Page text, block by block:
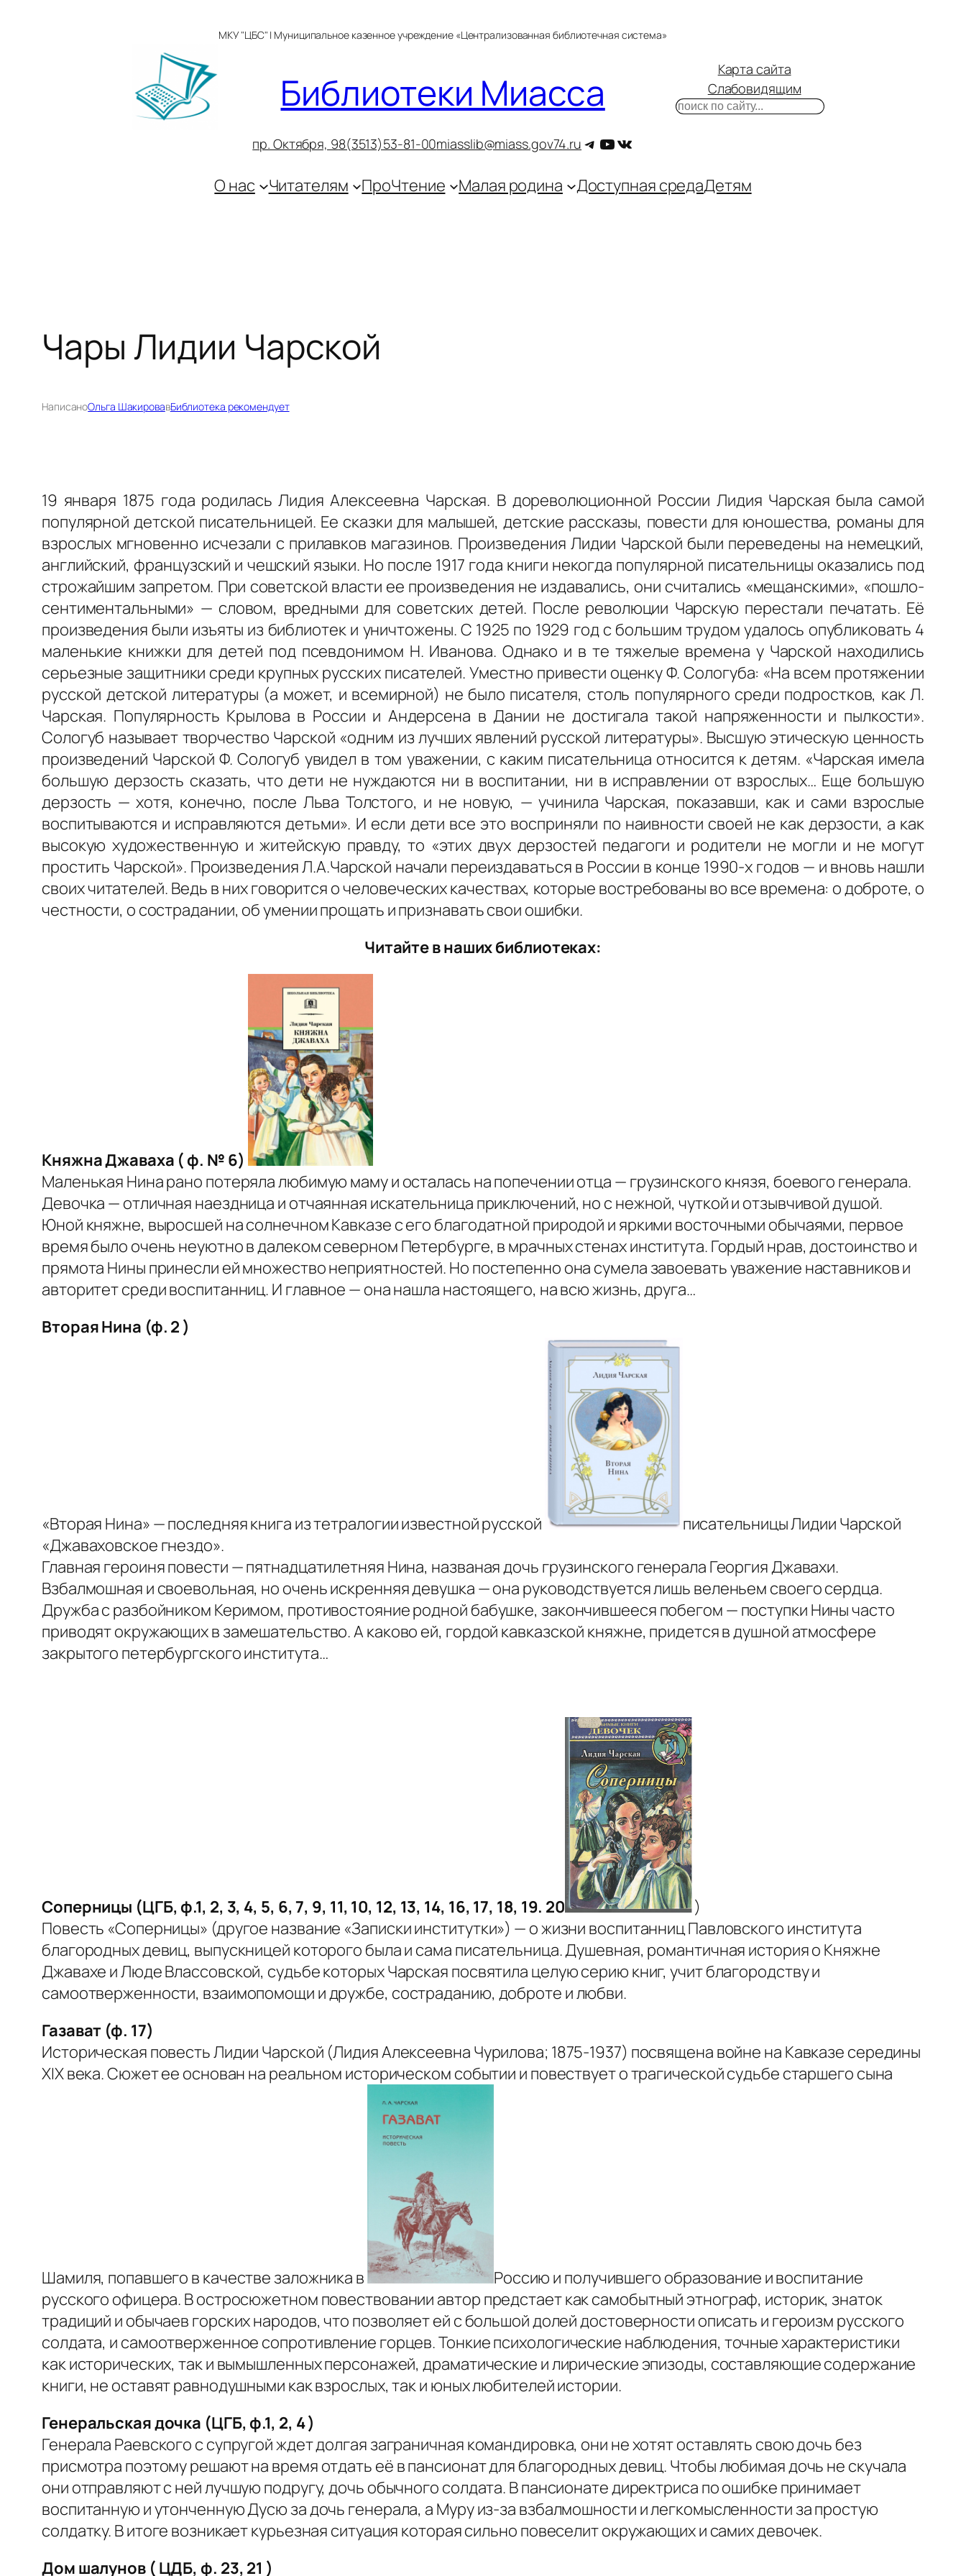
МКУ "ЦБС" | Муниципальное казенное учреждение «Централизованная библиотечная система»
Библиотеки Миасса
пр. Октября, 98(3513)53-81-00miasslib@miass.gov74.ru Telegram
YouTube
ВКонтакте
Карта сайта
Слабовидящим
Поиск
О нас Читателям ПроЧтение Малая родина Доступная средаДетям
Чары Лидии Чарской
НаписаноОльга ШакировавБиблиотека рекомендует
19 января 1875 года родилась Лидия Алексеевна Чарская. В дореволюционной России Лидия Чарская была самой
популярной детской писательницей. Ее сказки для малышей, детские рассказы, повести для юношества, романы для
взрослых мгновенно исчезали с прилавков магазинов. Произведения Лидии Чарской были переведены на немецкий,
английский, французский и чешский языки. Но после 1917 года книги некогда популярной писательницы оказались под
строжайшим запретом. При советской власти ее произведения не издавались, они считались «мещанскими», «пошло-
сентиментальными» — словом, вредными для советских детей. После революции Чарскую перестали печатать. Её
произведения были изъяты из библиотек и уничтожены. С 1925 по 1929 год с большим трудом удалось опубликовать 4
маленькие книжки для детей под псевдонимом Н. Иванова. Однако и в те тяжелые времена у Чарской находились
серьезные защитники среди крупных русских писателей. Уместно привести оценку Ф. Сологуба: «На всем протяжении
русской детской литературы (а может, и всемирной) не было писателя, столь популярного среди подростков, как Л.
Чарская. Популярность Крылова в России и Андерсена в Дании не достигала такой напряженности и пылкости».
Сологуб называет творчество Чарской «одним из лучших явлений русской литературы». Высшую этическую ценность
произведений Чарской Ф. Сологуб увидел в том уважении, с каким писательница относится к детям. «Чарская имела
большую дерзость сказать, что дети не нуждаются ни в воспитании, ни в исправлении от взрослых… Еще большую
дерзость — хотя, конечно, после Льва Толстого, и не новую, — учинила Чарская, показавши, как и сами взрослые
воспитываются и исправляются детьми». И если дети все это восприняли по наивности своей не как дерзости, а как
высокую художественную и житейскую правду, то «этих двух дерзостей педагоги и родители не могли и не могут
простить Чарской». Произведения Л.А.Чарской начали переиздаваться в России в конце 1990-х годов — и вновь нашли
своих читателей. Ведь в них говорится о человеческих качествах, которые востребованы во все времена: о доброте, о
честности, о сострадании, об умении прощать и признавать свои ошибки.
Читайте в наших библиотеках:
Княжна Джаваха ( ф. № 6)
Маленькая Нина рано потеряла любимую маму и осталась на попечении отца — грузинского князя, боевого генерала.
Девочка — отличная наездница и отчаянная искательница приключений, но с нежной, чуткой и отзывчивой душой.
Юной княжне, выросшей на солнечном Кавказе с его благодатной природой и яркими восточными обычаями, первое
время было очень неуютно в далеком северном Петербурге, в мрачных стенах института. Гордый нрав, достоинство и
прямота Нины принесли ей множество неприятностей. Но постепенно она сумела завоевать уважение наставников и
авторитет среди воспитанниц. И главное — она нашла настоящего, на всю жизнь, друга…
Вторая Нина (ф. 2 )
«Вторая Нина» — последняя книга из тетралогии известной русской
писательницы Лидии Чарской
«Джаваховское гнездо».
Главная героиня повести — пятнадцатилетняя Нина, названая дочь грузинского генерала Георгия Джавахи.
Взбалмошная и своевольная, но очень искренняя девушка — она руководствуется лишь веленьем своего сердца.
Дружба с разбойником Керимом, противостояние родной бабушке, закончившееся побегом — поступки Нины часто
приводят окружающих в замешательство. А каково ей, гордой кавказской княжне, придется в душной атмосфере
закрытого петербургского института…
Соперницы (ЦГБ, ф.1, 2, 3, 4, 5, 6, 7, 9, 11, 10, 12, 13, 14, 16, 17, 18, 19. 20
)
Повесть «Соперницы» (другое название «Записки институтки») — о жизни воспитанниц Павловского института
благородных девиц, выпускницей которого была и сама писательница. Душевная, романтичная история о Княжне
Джавахе и Люде Влассовской, судьбе которых Чарская посвятила целую серию книг, учит благородству и
самоотверженности, взаимопомощи и дружбе, состраданию, доброте и любви.
Газават (ф. 17)
Историческая повесть Лидии Чарской (Лидия Алексеевна Чурилова; 1875-1937) посвящена войне на Кавказе середины
XIX века. Сюжет ее основан на реальном историческом событии и повествует о трагической судьбе старшего сына
Шамиля, попавшего в качестве заложника в
Россию и получившего образование и воспитание
русского офицера. В остросюжетном повествовании автор предстает как самобытный этнограф, историк, знаток
традиций и обычаев горских народов, что позволяет ей с большой долей достоверности описать и героизм русского
солдата, и самоотверженное сопротивление горцев. Тонкие психологические наблюдения, точные характеристики
как исторических, так и вымышленных персонажей, драматические и лирические эпизоды, составляющие содержание
книги, не оставят равнодушными как взрослых, так и юных любителей истории.
Генеральская дочка (ЦГБ, ф.1, 2, 4 )
Генерала Раевского с супругой ждет долгая заграничная командировка, они не хотят оставлять свою дочь без
присмотра поэтому решают на время отдать её в пансионат для благородных девиц. Чтобы любимая дочь не скучала
они отправляют с ней лучшую подругу, дочь обычного солдата. В пансионате директриса по ошибке принимает
воспитанную и утонченную Дусю за дочь генерала, а Муру из-за взбалмошности и легкомысленности за простую
солдатку. В итоге возникает курьезная ситуация которая сильно повеселит окружающих и самих девочек.
Дом шалунов ( ЦДБ, ф. 23, 21 )